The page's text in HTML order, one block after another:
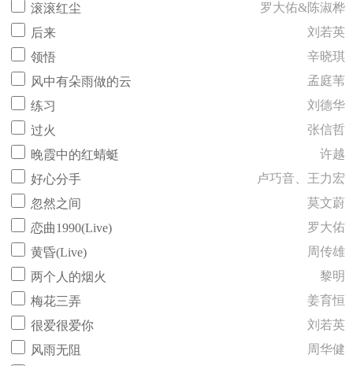
滚滚红尘
罗大佑&陈淑桦
后来
刘若英
领悟
辛晓琪
风中有朵雨做的云
孟庭苇
练习
刘德华
过火
张信哲
晚霞中的红蜻蜓
许越
好心分手
卢巧音、王力宏
忽然之间
莫文蔚
恋曲1990(Live)
罗大佑
黄昏(Live)
周传雄
两个人的烟火
黎明
梅花三弄
姜育恒
很爱很爱你
刘若英
风雨无阻
周华健